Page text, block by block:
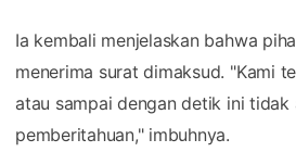
Ia kembali menjelaskan bahwa
menerima surat dimaksud. "Kami
atau sampai dengan detik ini tidak
pemberitahuan," imbuhnya.